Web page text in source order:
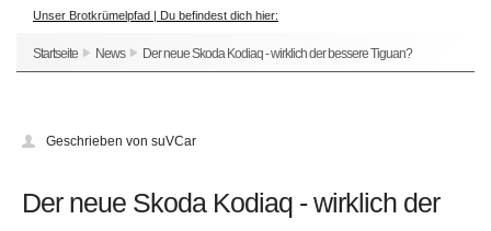
Unser Brotkrümelpfad | Du befindest dich hier:
Startseite News Der neue Skoda Kodiaq - wirklich der bessere Tiguan?
Geschrieben von suVCar
Der neue Skoda Kodiaq - wirklich der